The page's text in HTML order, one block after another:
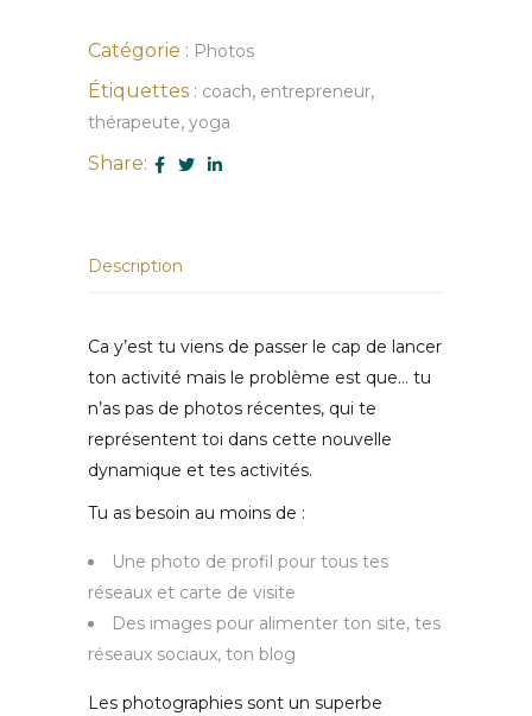
Catégorie : Photos
Étiquettes : coach, entrepreneur,
thérapeute, yoga
Share:
Description
Ca y’est tu viens de passer le cap de lancer
ton activité mais le problème est que… tu
n’as pas de photos récentes, qui te
représentent toi dans cette nouvelle
dynamique et tes activités.
Tu as besoin au moins de :
Une photo de profil pour tous tes
réseaux et carte de visite
Des images pour alimenter ton site, tes
réseaux sociaux, ton blog
Les photographies sont un superbe